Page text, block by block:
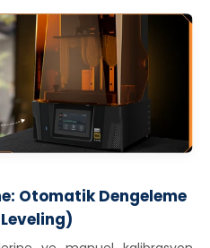
Otomatik Dengeleme